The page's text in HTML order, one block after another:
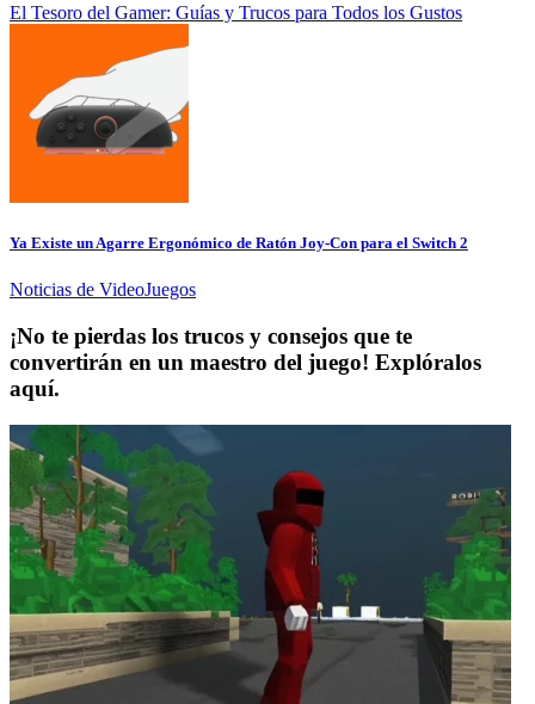
El Tesoro del Gamer: Guías y Trucos para Todos los Gustos
Ya Existe un Agarre Ergonómico de Ratón Joy-Con para el Switch 2
Noticias de VideoJuegos
¡No te pierdas los trucos y consejos que te
convertirán en un maestro del juego! Explóralos
aquí.